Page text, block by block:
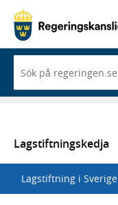
du
börjar
skriva
en
lista
med
sökförslag
Lagstiftningskedja
Lagstiftning i Sverige